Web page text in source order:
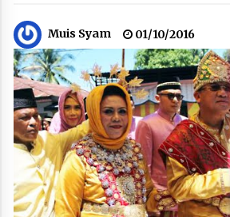
Muis Syam 01/10/2016